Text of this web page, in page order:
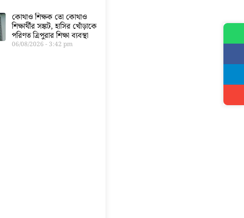
কোথাও শিক্ষক তো কোথাও
শিক্ষার্থীর সঙ্কট, হাসির খোঁড়াকে
পরিণত ত্রিপুরার শিক্ষা ব্যবস্থা
06/08/2026 3:42 pm